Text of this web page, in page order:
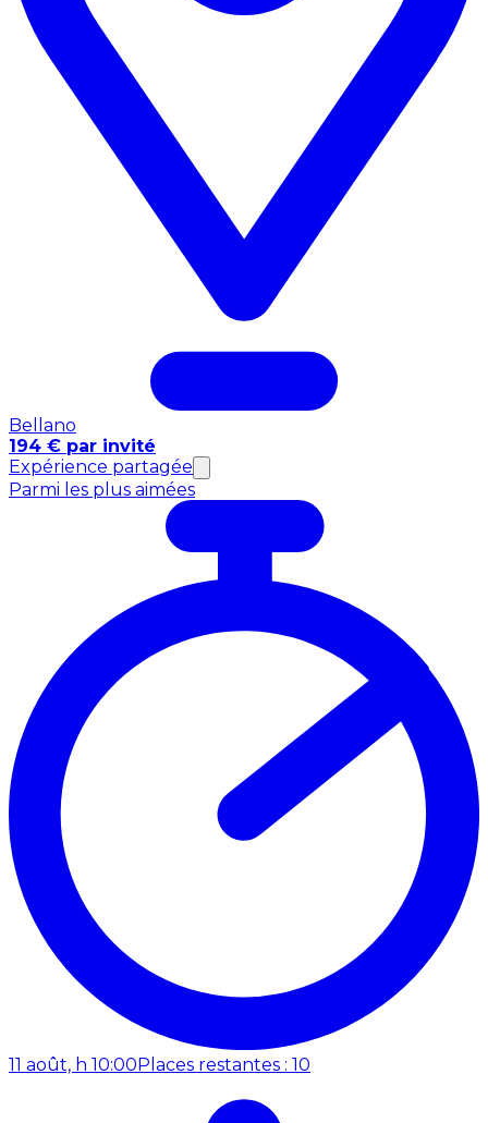
Bellano
194 € par invité
Expérience partagée
Parmi les plus aimées
11 août, h 10:00Places restantes : 10